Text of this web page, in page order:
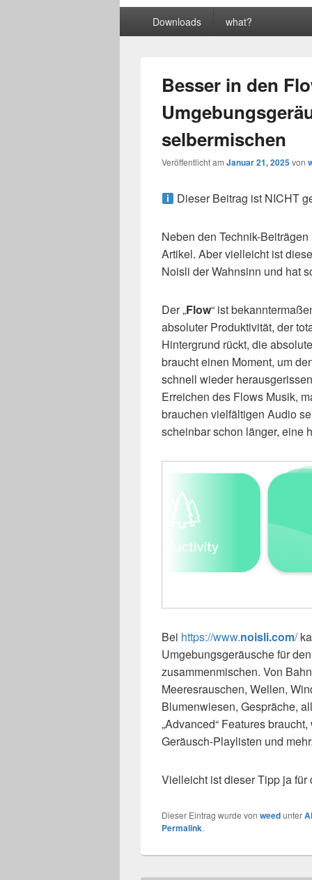
Downloads what?
Besser in den
selbermischen
Veröffentlicht am Januar 21, 2025von
Dieser Beitrag ist NICHT
Neben den Technik-
Artikel. Aber vielleicht ist
Noisli der Wahnsinn und hat
Der „Flow“ ist
absoluter Produktivität, der
Hintergrund rückt, die
braucht einen Moment, um
schnell wieder
Erreichen des Flows Musik,
brauchen vielfältigen Audio
scheinbar schon länger, eine
Bei https://www.noisli.com/
Umgebungsgeräusche für
zusammenmischen. Von
Meeresrauschen, Wellen,
Blumenwiesen, Gespräche,
„Advanced“ Features
Geräusch-Playlisten und
Vielleicht ist dieser Tipp ja
Dieser Eintrag wurde von weedunter
Permalink.